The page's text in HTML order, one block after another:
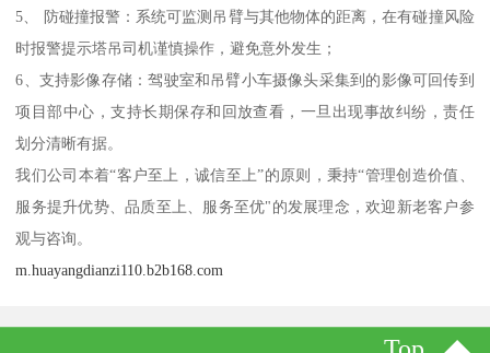
5、 防碰撞报警：系统可监测吊臂与其他物体的距离，在有碰撞风险
时报警提示塔吊司机谨慎操作，避免意外发生；
6、支持影像存储：驾驶室和吊臂小车摄像头采集到的影像可回传到
项目部中心，支持长期保存和回放查看，一旦出现事故纠纷，责任
划分清晰有据。
我们公司本着“客户至上，诚信至上”的原则，秉持“管理创造价值、
服务提升优势、品质至上、服务至优"的发展理念，欢迎新老客户参
观与咨询。
m.huayangdianzi110.b2b168.com